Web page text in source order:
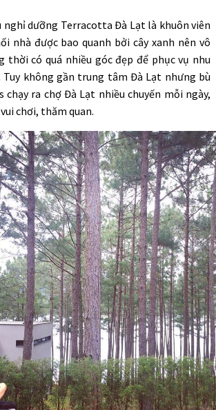
nghỉ dưỡng Terracotta Đà Lạt là khuôn viên
nhà được bao quanh bởi cây xanh nên vô
thời có quá nhiều góc đẹp để phục vụ nhu
Tuy không gần trung tâm Đà Lạt nhưng bù
chạy ra chợ Đà Lạt nhiều chuyến mỗi ngày,
chơi, thăm quan.